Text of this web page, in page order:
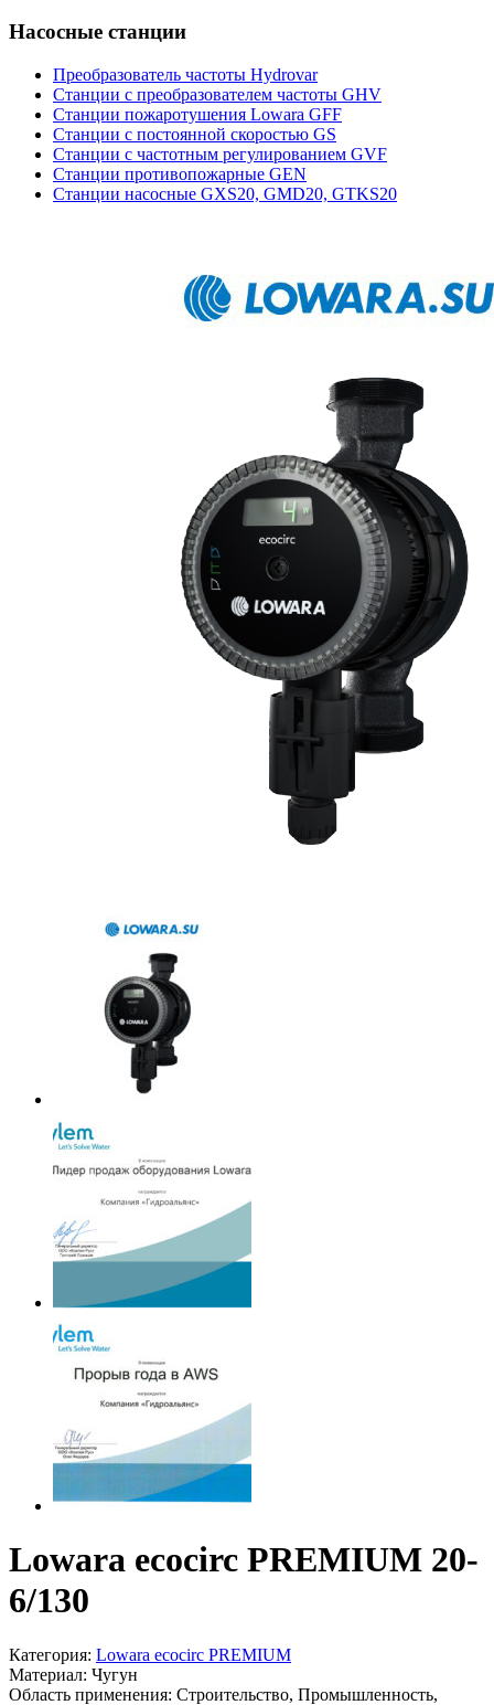
Насосные станции
Преобразователь частоты Hydrovar
Станции с преобразователем частоты GHV
Станции пожаротушения Lowara GFF
Станции с постоянной скоростью GS
Станции с частотным регулированием GVF
Станции противопожарные GEN
Станции насосные GXS20, GMD20, GTKS20
Lowara ecocirc PREMIUM 20-
6/130
Категория: Lowara ecocirc PREMIUM
Материал: Чугун
Область применения: Строительство, Промышленность,